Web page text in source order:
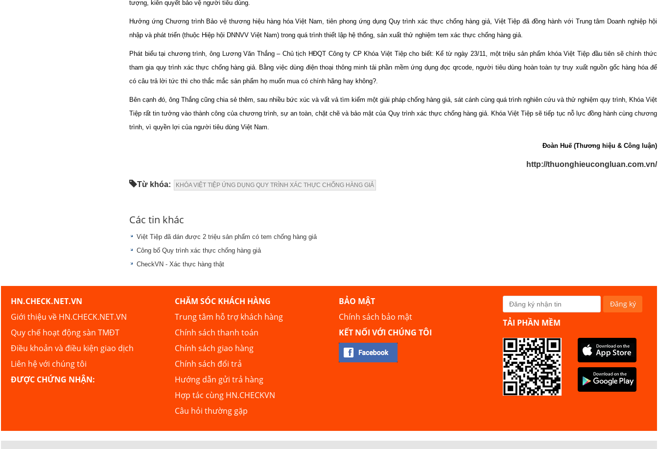
tượng, kiên quyết bảo vệ người tiêu dùng.
Hưởng ứng Chương trình Bảo vệ thương hiệu hàng hóa Việt Nam, tiên phong ứng dụng Quy trình xác thực chống hàng giả, Việt Tiệp đã đồng hành với Trung tâm Doanh nghiệp hội
nhập và phát triển (thuộc Hiệp hội DNNVV Việt Nam) trong quá trình thiết lập hệ thống, sản xuất thử nghiệm tem xác thực chống hàng giả.
Phát biểu tại chương trình, ông Lương Văn Thắng – Chủ tịch HĐQT Công ty CP Khóa Việt Tiệp cho biết: Kể từ ngày 23/11, một triệu sản phẩm khóa Việt Tiệp đầu tiên sẽ chính thức
tham gia quy trình xác thực chống hàng giả. Bằng việc dùng điện thoại thông minh tải phần mềm ứng dụng đọc qrcode, người tiêu dùng hoàn toàn tự truy xuất nguồn gốc hàng hóa để
có câu trả lời tức thì cho thắc mắc sản phẩm họ muốn mua có chính hãng hay không?.
Bên cạnh đó, ông Thắng cũng chia sẻ thêm, sau nhiều bức xúc và vất vả tìm kiếm một giải pháp chống hàng giả, sát cánh cùng quá trình nghiên cứu và thử nghiệm quy trình, Khóa Việt
Tiệp rất tin tưởng vào thành công của chương trình, sự an toàn, chặt chẽ và bảo mật của Quy trình xác thực chống hàng giả. Khóa Việt Tiệp sẽ tiếp tục nỗ lực đồng hành cùng chương
trình, vì quyền lợi của người tiêu dùng Việt Nam.
Đoàn Huế (Thương hiệu & Công luận)
http://thuonghieucongluan.com.vn/
Từ khóa: KHÓA VIỆT TIỆP ỨNG DỤNG QUY TRÌNH XÁC THỰC CHỐNG HÀNG GIẢ
Các tin khác
Việt Tiệp đã dán được 2 triệu sản phẩm có tem chống hàng giả
Công bố Quy trình xác thực chống hàng giả
CheckVN - Xác thực hàng thật
HN.CHECK.NET.VN
Giới thiệu về HN.CHECK.NET.VN
Quy chế hoạt động sàn TMĐT
Điều khoản và điều kiện giao dịch
Liên hệ với chúng tôi
ĐƯỢC CHỨNG NHẬN:
CHĂM SÓC KHÁCH HÀNG
Trung tâm hỗ trợ khách hàng
Chính sách thanh toán
Chính sách giao hàng
Chính sách đổi trả
Hướng dẫn gửi trả hàng
Hợp tác cùng HN.CHECKVN
Câu hỏi thường gặp
BẢO MẬT
Chính sách bảo mật
KẾT NỐI VỚI CHÚNG TÔI
TẢI PHẦN MỀM